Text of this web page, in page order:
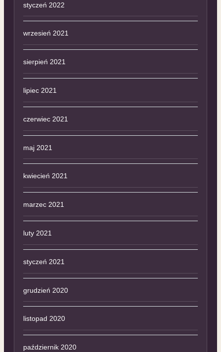
styczeń 2022
wrzesień 2021
sierpień 2021
lipiec 2021
czerwiec 2021
maj 2021
kwiecień 2021
marzec 2021
luty 2021
styczeń 2021
grudzień 2020
listopad 2020
październik 2020